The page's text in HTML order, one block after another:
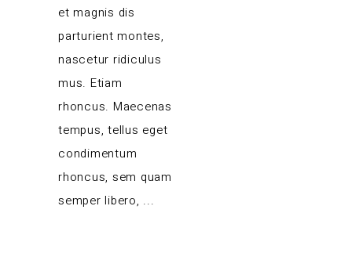
et magnis dis
parturient montes,
nascetur ridiculus
mus. Etiam
rhoncus. Maecenas
tempus, tellus eget
condimentum
rhoncus, sem quam
semper libero,